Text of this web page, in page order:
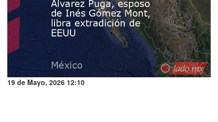
19 de Mayo, 2026 12:10